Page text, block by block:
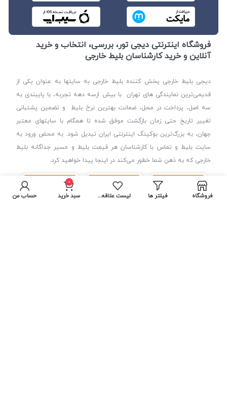
فروشگاه اینترنتی دیجی‌ تور، بررسی، انتخاب و خرید
آنلاین و خرید کارشناسان بلیط خارجی
دیجی‌ بلیط خارجی پخش کننده بلیط خارجی به سایتها به عنوان یکی از
قدیمی‌ترین نمایندگی های تهران با بیش ازسه دهه تجربه، با پایبندی به
سه اصل، پرداخت در محل، ضمانت بهترین نرخ بلیط و تضمین پشتبانی
تغییر تاریخ حتی زمان بازگشت موفق شده تا همگام با سایتهای معتبر
جهان، به بزرگ‌ترین بوکینگ اینترنتی ایران تبدیل شود. به محض ورود به
سایت بلیط و تماس با کارشناسان هر قیمت بلیط و مسیر جداگانه بلیط
خارجی که به ذهن شما خطور می‌کند در اینجا پیدا خواهید کرد.
فروشگاه فیلتر ها لیست علاقه مندی ها
0
سبد خرید حساب من